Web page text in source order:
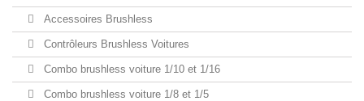
Accessoires Brushless
Contrôleurs Brushless Voitures
Combo brushless voiture 1/10 et 1/16
Combo brushless voiture 1/8 et 1/5